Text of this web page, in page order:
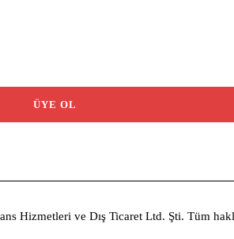
ÜYE OL
Hizmetleri ve Dış Ticaret Ltd. Şti. Tüm